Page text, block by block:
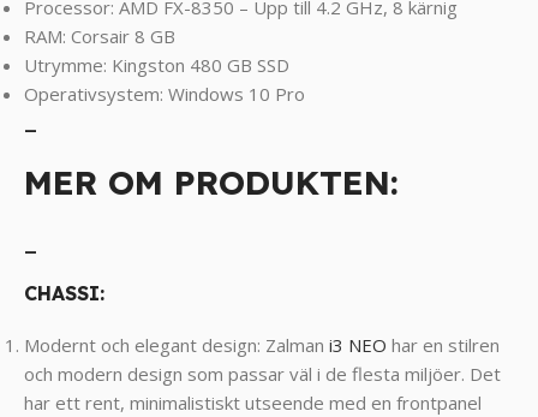
Processor: AMD FX-8350 – Upp till 4.2 GHz, 8 kärnig
RAM: Corsair 8 GB
Utrymme: Kingston 480 GB SSD
Operativsystem: Windows 10 Pro
MER OM PRODUKTEN:
CHASSI:
Modernt och elegant design: Zalman i3 NEO har en stilren
och modern design som passar väl i de flesta miljöer. Det
har ett rent, minimalistiskt utseende med en frontpanel